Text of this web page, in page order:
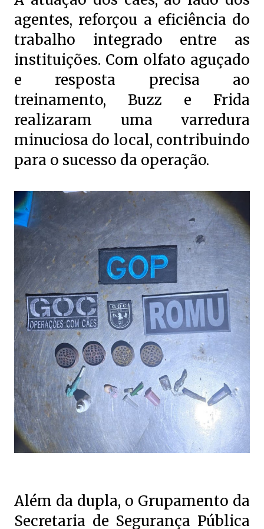
agentes, reforçou a eficiência do
trabalho integrado entre as
instituições. Com olfato aguçado
e resposta precisa ao
treinamento, Buzz e Frida
realizaram uma varredura
minuciosa do local, contribuindo
para o sucesso da operação.
Além da dupla, o Grupamento da
Secretaria de Segurança Pública